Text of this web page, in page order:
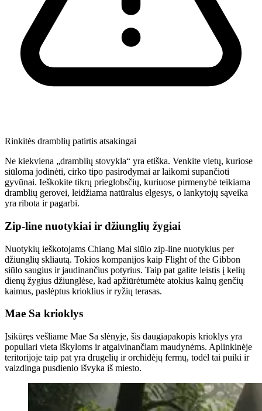
Rinkitės dramblių patirtis atsakingai
Ne kiekviena „dramblių stovykla“ yra etiška. Venkite vietų, kuriose
siūloma jodinėti, cirko tipo pasirodymai ar laikomi supančioti
gyvūnai. Ieškokite tikrų prieglobsčių, kuriuose pirmenybė teikiama
dramblių gerovei, leidžiama natūralus elgesys, o lankytojų sąveika
yra ribota ir pagarbi.
Zip-line nuotykiai ir džiunglių žygiai
Nuotykių ieškotojams Chiang Mai siūlo zip-line nuotykius per
džiunglių skliautą. Tokios kompanijos kaip Flight of the Gibbon
siūlo saugius ir jaudinančius potyrius. Taip pat galite leistis į kelių
dienų žygius džiunglėse, kad apžiūrėtumėte atokius kalnų genčių
kaimus, paslėptus krioklius ir ryžių terasas.
Mae Sa krioklys
Įsikūręs vešliame Mae Sa slėnyje, šis daugiapakopis krioklys yra
populiari vieta iškyloms ir atgaivinančiam maudynėms. Aplinkinėje
teritorijoje taip pat yra drugelių ir orchidėjų fermų, todėl tai puiki ir
vaizdinga pusdienio išvyka iš miesto.